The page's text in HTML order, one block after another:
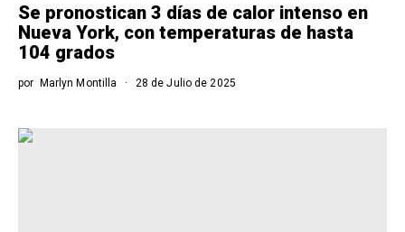
Se pronostican 3 días de calor intenso en
Nueva York, con temperaturas de hasta
104 grados
por Marlyn Montilla 28 de Julio de 2025